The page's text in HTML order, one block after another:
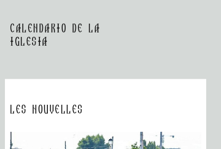
Calendario de la
Iglesia
Les nouvelles